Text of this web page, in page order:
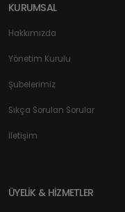
KURUMSAL
Hakkımızda
Yönetim Kurulu
Şubelerimiz
Sıkça Sorulan Sorular
İletişim
ÜYELİK & HİZMETLER